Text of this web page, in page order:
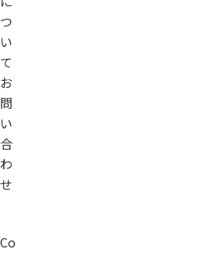
つ
い
て
お
問
い
合
わ
せ
Co